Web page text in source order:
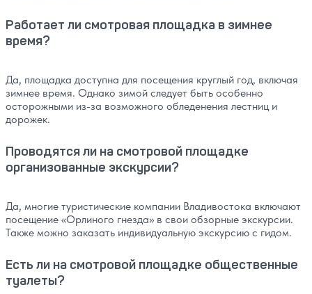
Работает ли смотровая площадка в зимнее
время?
Да, площадка доступна для посещения круглый год, включая
зимнее время. Однако зимой следует быть особенно
осторожными из-за возможного обледенения лестниц и
дорожек.
Проводятся ли на смотровой площадке
организованные экскурсии?
Да, многие туристические компании Владивостока включают
посещение «Орлиного гнезда» в свои обзорные экскурсии.
Также можно заказать индивидуальную экскурсию с гидом.
Есть ли на смотровой площадке общественные
туалеты?